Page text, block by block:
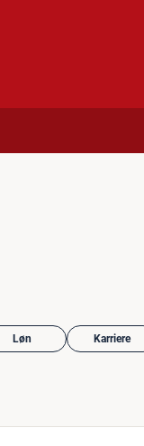
Løn Karriere